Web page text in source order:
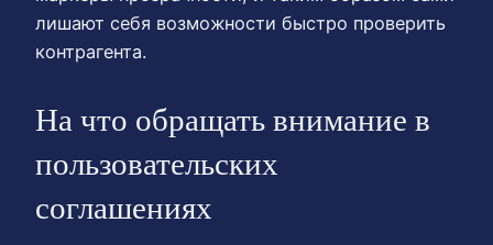
лишают себя возможности быстро проверить
контрагента.
На что обращать внимание в
пользовательских
соглашениях